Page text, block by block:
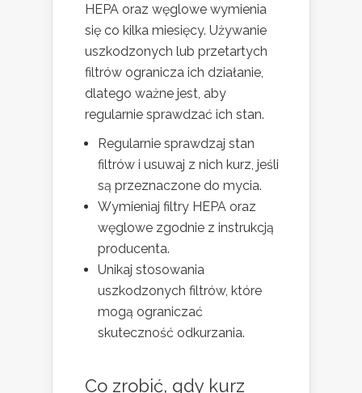
HEPA oraz węglowe wymienia
się co kilka miesięcy. Używanie
uszkodzonych lub przetartych
filtrów ogranicza ich działanie,
dlatego ważne jest, aby
regularnie sprawdzać ich stan.
Regularnie sprawdzaj stan
filtrów i usuwaj z nich kurz, jeśli
są przeznaczone do mycia.
Wymieniaj filtry HEPA oraz
węglowe zgodnie z instrukcją
producenta.
Unikaj stosowania
uszkodzonych filtrów, które
mogą ograniczać
skuteczność odkurzania.
Co zrobić, gdy kurz